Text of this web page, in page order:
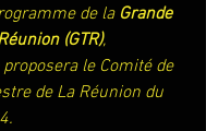
de la Grande
(GTR),
le Comité de
de La Réunion du